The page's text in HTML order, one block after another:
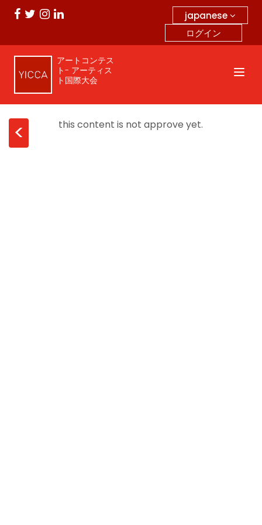
japanese
ログイン
アートコンテス
ト- アーティス
ト国際大会
< this content is not approve yet.